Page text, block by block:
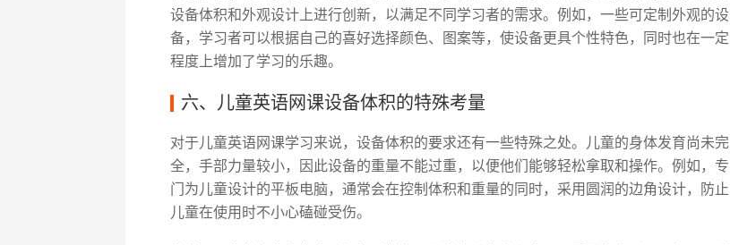
设备体积和外观设计上进行创新，以满足不同学习者的需求。例如，一些可定制外观的设
备，学习者可以根据自己的喜好选择颜色、图案等，使设备更具个性特色，同时也在一定
程度上增加了学习的乐趣。
六、儿童英语网课设备体积的特殊考量
对于儿童英语网课学习来说，设备体积的要求还有一些特殊之处。儿童的身体发育尚未完
全，手部力量较小，因此设备的重量不能过重，以便他们能够轻松拿取和操作。例如，专
门为儿童设计的平板电脑，通常会在控制体积和重量的同时，采用圆润的边角设计，防止
儿童在使用时不小心磕碰受伤。